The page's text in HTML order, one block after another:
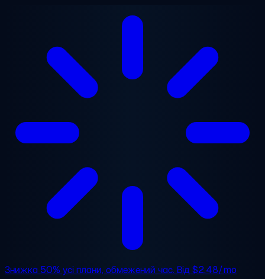
Знижка 50% усі плани, обмежений час. Від$2.48/mo